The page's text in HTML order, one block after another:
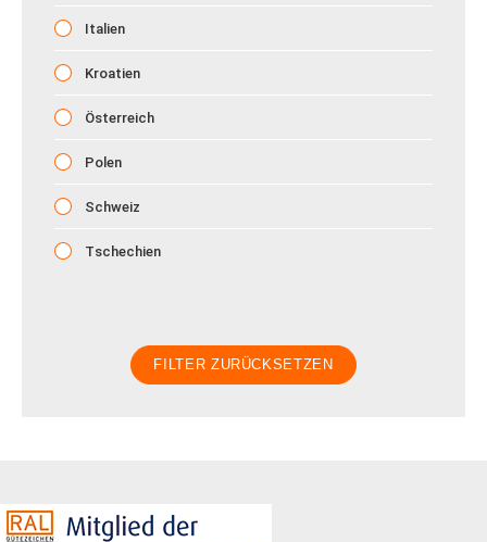
Italien
Kroatien
Österreich
Polen
Schweiz
Tschechien